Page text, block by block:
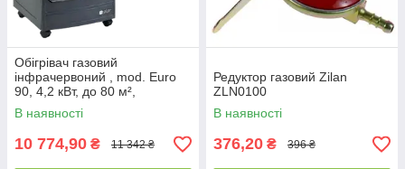
Обігрівач газовий
інфрачервоний , mod. Euro
90, 4,2 кВт, до 80 м²,
п’єзопідпал, 3 режими,
датчик CO₂, редуктор + шланг
В наявності
10 774,90 ₴ 11 342 ₴
Редуктор газовий Zilan
ZLN0100
В наявності
376,20 ₴ 396 ₴